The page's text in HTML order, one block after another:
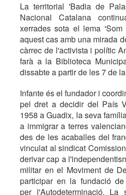
La territorial 'Badia de
Nacional Catalana
xerrades sota el lema
aquest cas amb una mirada
càrrec de l'activista i polític
farà a la Biblioteca
dissabte a partir de les 7 de
Infante és el fundador i
pel dret a decidir del País
1958 a Guadix, la seva
a immigrar a terres
des de les acaballes del
vinculat al sindicat
derivar cap a
militar en el Moviment de
participar en la fundació
per l'Autodeterminació.